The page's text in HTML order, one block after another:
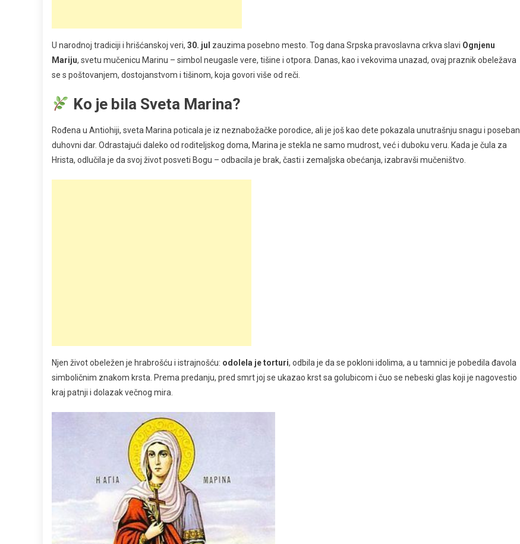
U narodnoj tradiciji i hrišćanskoj veri, 30. jul zauzima posebno mesto. Tog dana Srpska pravoslavna crkva slavi Ognjenu
Mariju, svetu mučenicu Marinu – simbol neugasle vere, tišine i otpora. Danas, kao i vekovima unazad, ovaj praznik obeležava
se s poštovanjem, dostojanstvom i tišinom, koja govori više od reči.
Ko je bila Sveta Marina?
Rođena u Antiohiji, sveta Marina poticala je iz neznabožačke porodice, ali je još kao dete pokazala unutrašnju snagu i poseban
duhovni dar. Odrastajući daleko od roditeljskog doma, Marina je stekla ne samo mudrost, već i duboku veru. Kada je čula za
Hrista, odlučila je da svoj život posveti Bogu – odbacila je brak, časti i zemaljska obećanja, izabravši mučeništvo.
Njen život obeležen je hrabrošću i istrajnošću: odolela je torturi, odbila je da se pokloni idolima, a u tamnici je pobedila đavola
simboličnim znakom krsta. Prema predanju, pred smrt joj se ukazao krst sa golubicom i čuo se nebeski glas koji je nagovestio
kraj patnji i dolazak večnog mira.